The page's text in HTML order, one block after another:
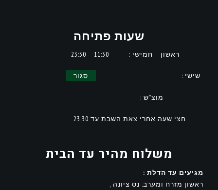
שעות פתיחה
ראשון – חמישי : 11:30 – 23:30
שישי : סגור
מוצ”ש :
חצי שעה אחרי צאת השבת עד 23:30
משלוח מהיר עד הבית
מגיעים עד הדלת :
ראשון מזרח ומערב. נס ציונה ,